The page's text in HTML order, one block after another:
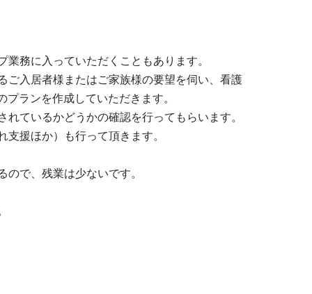
務に入っていただくこともあります。
入居者様またはご家族様の要望を伺い、看護
ランを作成していただきます。
ているかどうかの確認を行ってもらいます。
援ほか）も行って頂きます。
で、残業は少ないです。